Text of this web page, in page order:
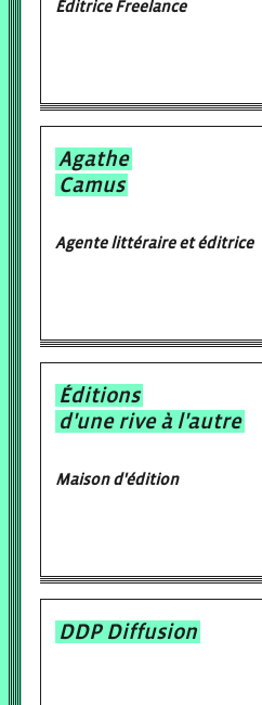
Éditrice Freelance
Agathe
Camus
Agente littéraire et éditrice
Éditions
d'une rive à l'autre
Maison d'édition
DDP Diffusion